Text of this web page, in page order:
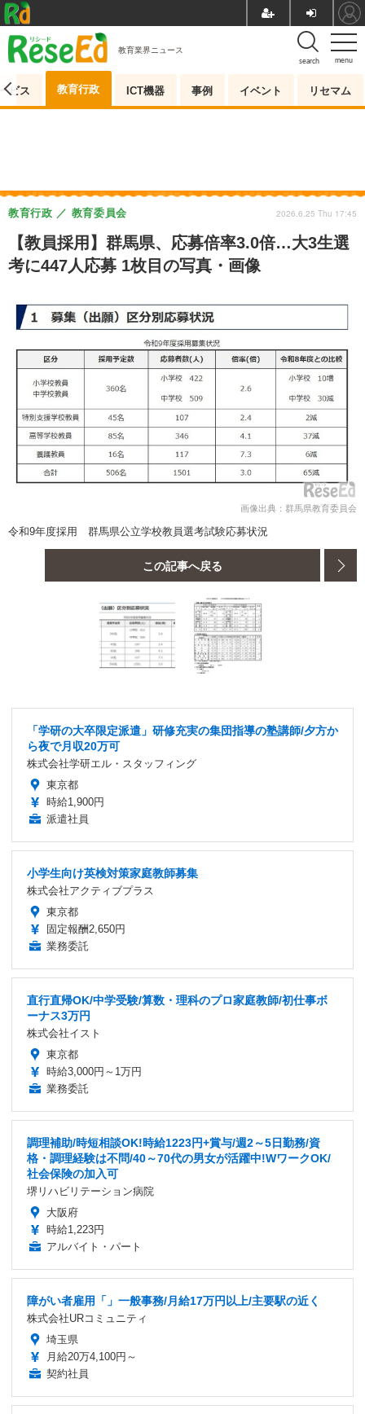
menu
search
教育業界ニュース
ビス 教育行政 ICT機器 事例 イベント リセマム
【教員採用】群馬県、応募倍率3.0倍…大3生選
考に447人応募 1枚目の写真・画像
教育行政 教育委員会 2026.6.25 Thu 17:45
画像出典：群馬県教育委員会
令和9年度採用 群馬県公立学校教員選考試験応募状況
この記事へ戻る
「学研の大卒限定派遣」研修充実の集団指導の塾講師/夕方か
ら夜で月収20万可
株式会社学研エル・スタッフィング
東京都
時給1,900円
派遣社員
小学生向け英検対策家庭教師募集
株式会社アクティブプラス
東京都
固定報酬2,650円
業務委託
直行直帰OK/中学受験/算数・理科のプロ家庭教師/初仕事ボ
ーナス3万円
株式会社イスト
東京都
時給3,000円～1万円
業務委託
調理補助/時短相談OK!時給1223円+賞与/週2～5日勤務/資
格・調理経験は不問/40～70代の男女が活躍中!WワークOK/
社会保険の加入可
堺リハビリテーション病院
大阪府
時給1,223円
アルバイト・パート
障がい者雇用「」一般事務/月給17万円以上/主要駅の近く
株式会社URコミュニティ
埼玉県
月給20万4,100円～
契約社員